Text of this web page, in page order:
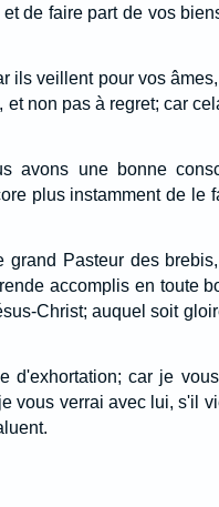
de faire part de vos
ils veillent pour vos
non pas à regret; car
avons une bonne
plus instamment de le
Pasteur des
accomplis en toute
Christ; auquel soit
d'exhortation; car je
vous verrai avec lui, s'il